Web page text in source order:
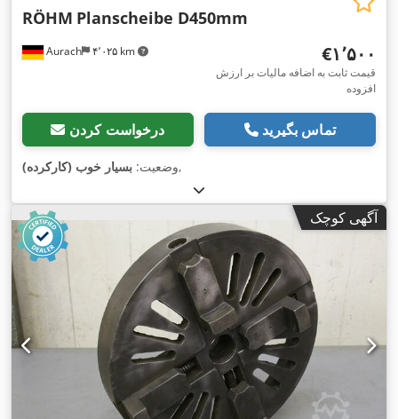
Aurach ۴٬۰۲۵ km
RÖHM Planscheibe D450mm
‎€۱٬۵۰۰
قیمت ثابت به اضافه مالیات بر ارزش
افزوده
درخواست کردن تماس بگیرید
وضعیت: بسیار خوب (کارکرده) ,
آگهی کوچک